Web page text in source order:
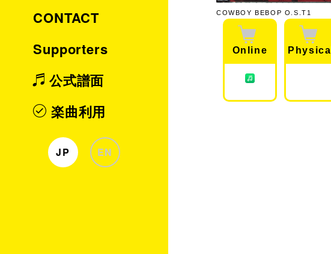
CONTACT
Supporters
公式譜面
楽曲利用
JP EN
COWBOY BEBOP O.S.T1
Online Physical